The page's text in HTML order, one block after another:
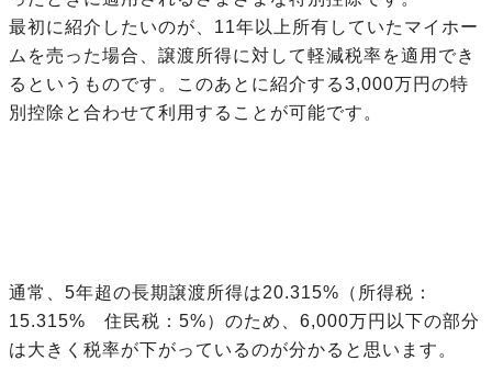
最初に紹介したいのが、11年以上所有していたマイホー
ムを売った場合、譲渡所得に対して軽減税率を適用でき
るというものです。このあとに紹介する3,000万円の特
別控除と合わせて利用することが可能です。
通常、5年超の長期譲渡所得は20.315%（所得税：
15.315% 住民税：5%）のため、6,000万円以下の部分
は大きく税率が下がっているのが分かると思います。